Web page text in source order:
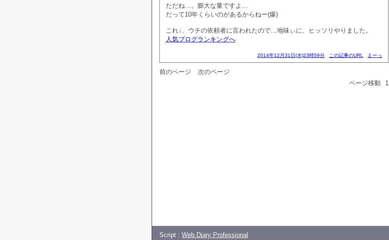
ただね…。膨大な量ですよ…
だって10年くらいのがあるからねー(爆)
これ↓、ウチの依頼者に言われたので…地味ぃに、ヒッソリやりました。
人気ブログランキングへ
2014年12月31日(水)23時59分 この記事のURL えーっ
前のページ
次のページ
ページ移動
1
Script : Web Diary Professional